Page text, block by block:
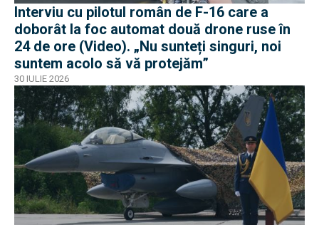
Interviu cu pilotul român de F-16 care a
doborât la foc automat două drone ruse în
24 de ore (Video). „Nu sunteți singuri, noi
suntem acolo să vă protejăm”
30 IULIE 2026